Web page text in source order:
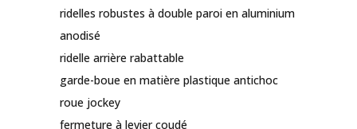
ridelles robustes à double paroi en aluminium
anodisé
ridelle arrière rabattable
garde-boue en matière plastique antichoc
roue jockey
fermeture à levier coudé